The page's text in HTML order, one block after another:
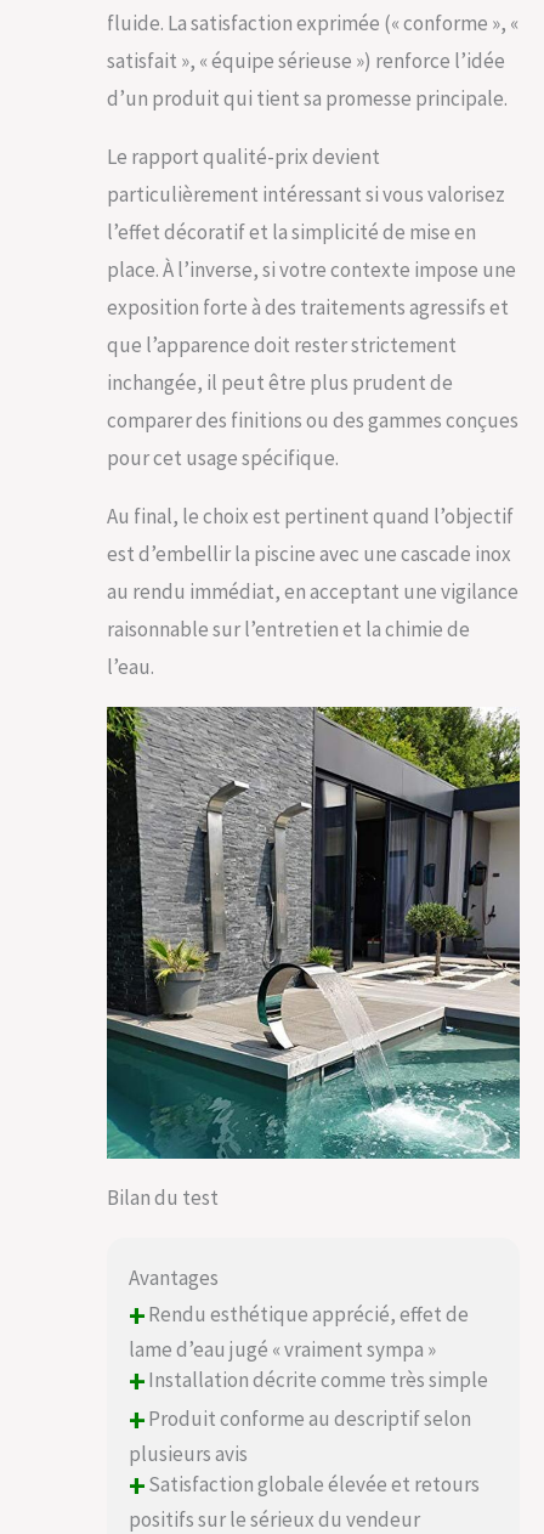
fluide. La satisfaction exprimée (« conforme », «
satisfait », « équipe sérieuse ») renforce l’idée
d’un produit qui tient sa promesse principale.
Le rapport qualité-prix devient
particulièrement intéressant si vous valorisez
l’effet décoratif et la simplicité de mise en
place. À l’inverse, si votre contexte impose une
exposition forte à des traitements agressifs et
que l’apparence doit rester strictement
inchangée, il peut être plus prudent de
comparer des finitions ou des gammes conçues
pour cet usage spécifique.
Au final, le choix est pertinent quand l’objectif
est d’embellir la piscine avec une cascade inox
au rendu immédiat, en acceptant une vigilance
raisonnable sur l’entretien et la chimie de
l’eau.
Bilan du test
Avantages
+Rendu esthétique apprécié, effet de
lame d’eau jugé « vraiment sympa »
+Installation décrite comme très simple
+Produit conforme au descriptif selon
plusieurs avis
+Satisfaction globale élevée et retours
positifs sur le sérieux du vendeur